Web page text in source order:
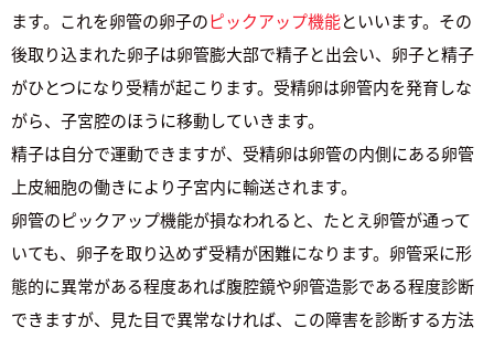
ます。これを卵管の卵子のピックアップ機能といいます。その
後取り込まれた卵子は卵管膨大部で精子と出会い、卵子と精子
がひとつになり受精が起こります。受精卵は卵管内を発育しな
がら、子宮腔のほうに移動していきます。
精子は自分で運動できますが、受精卵は卵管の内側にある卵管
上皮細胞の働きにより子宮内に輸送されます。
卵管のピックアップ機能が損なわれると、たとえ卵管が通って
いても、卵子を取り込めず受精が困難になります。卵管采に形
態的に異常がある程度あれば腹腔鏡や卵管造影である程度診断
できますが、見た目で異常なければ、この障害を診断する方法